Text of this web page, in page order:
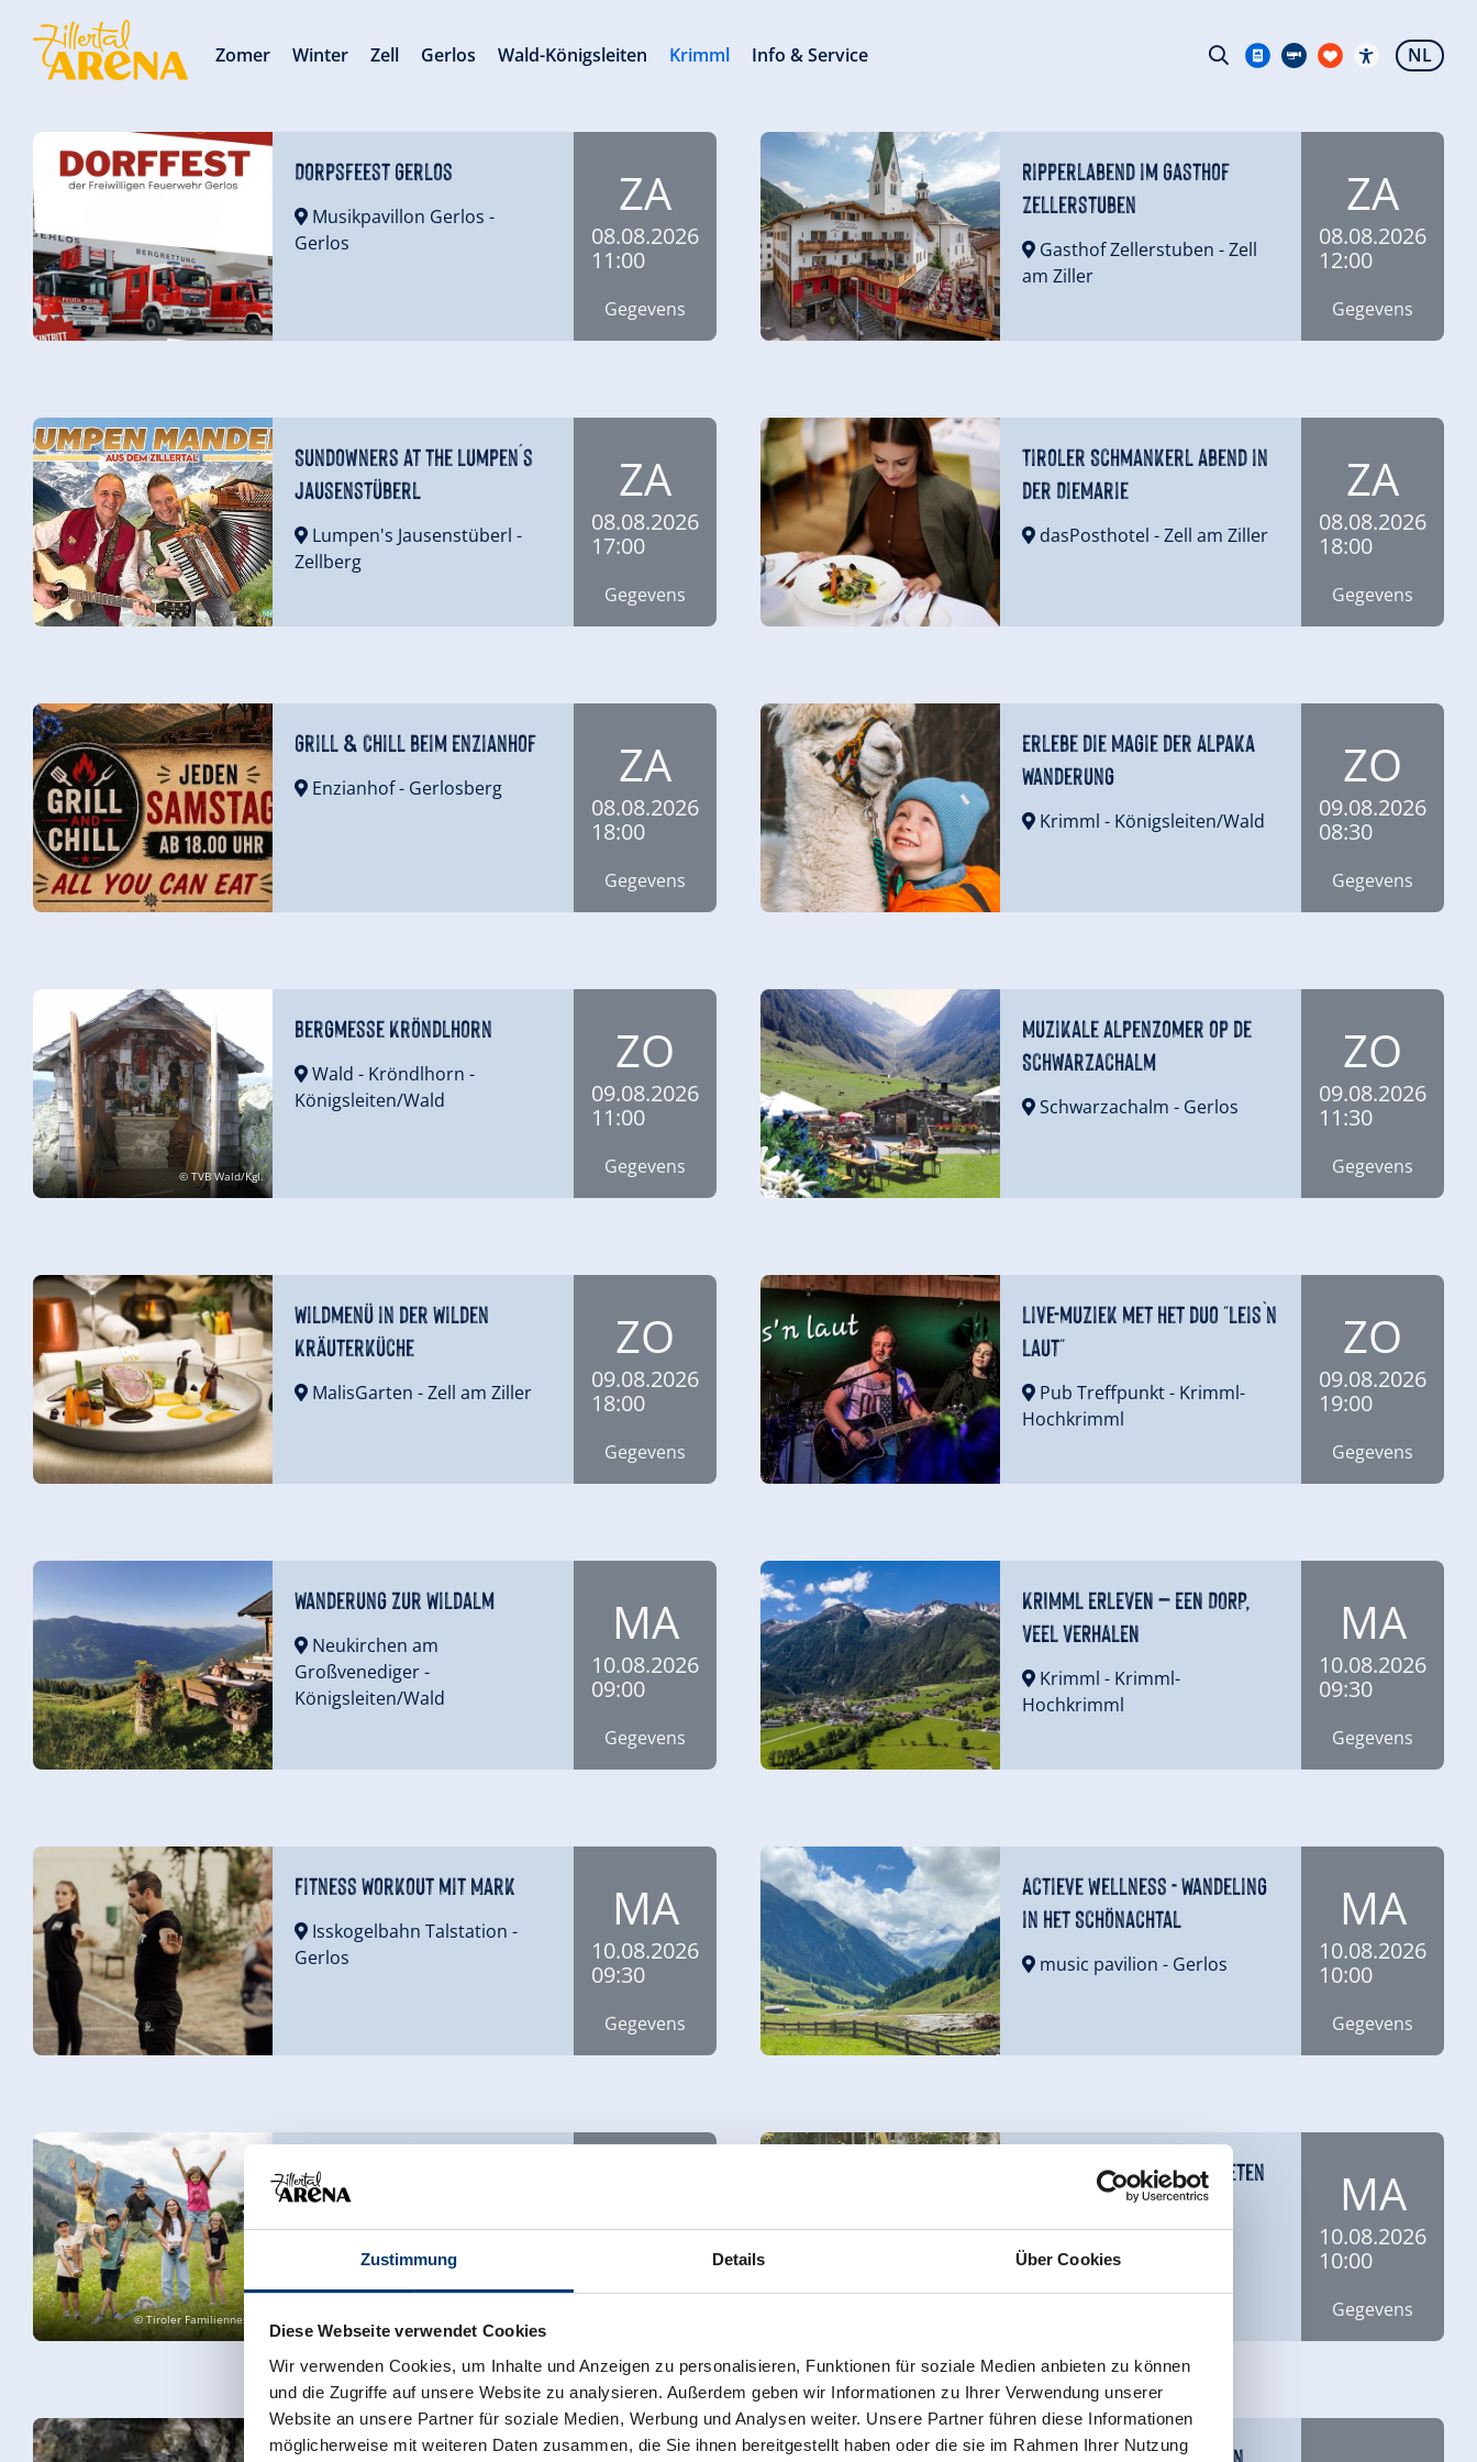
Zustimmung Details Über Cookies
Diese Webseite verwendet Cookies
Wir verwenden Cookies, um Inhalte und Anzeigen zu personalisieren, Funktionen für soziale Medien anbieten zu können
und die Zugriffe auf unsere Website zu analysieren. Außerdem geben wir Informationen zu Ihrer Verwendung unserer
Website an unsere Partner für soziale Medien, Werbung und Analysen weiter. Unsere Partner führen diese Informationen
möglicherweise mit weiteren Daten zusammen, die Sie ihnen bereitgestellt haben oder die sie im Rahmen Ihrer Nutzung
Dorpsfeest Gerlos
Musikpavillon Gerlos -
Gerlos
ZA
08.08.2026
11:00
Gegevens
Ripperlabend im Gasthof
Zellerstuben
Gasthof Zellerstuben - Zell
am Ziller
ZA
08.08.2026
12:00
Gegevens
Sundowners at the Lumpen´s
Jausenstüberl
Lumpen's Jausenstüberl -
Zellberg
ZA
08.08.2026
17:00
Gegevens
Tiroler Schmankerl Abend in
der DieMarie
dasPosthotel - Zell am Ziller
ZA
08.08.2026
18:00
Gegevens
Grill & Chill beim Enzianhof
Enzianhof- Gerlosberg ZA
08.08.2026
18:00
Gegevens
Erlebe die Magie der Alpaka
Wanderung
Krimml - Königsleiten/Wald
ZO
09.08.2026
08:30
Gegevens
© TVB Wald/Kgl.
Bergmesse Kröndlhorn
Wald - Kröndlhorn -
Königsleiten/Wald
ZO
09.08.2026
11:00
Gegevens
Muzikale alpenzomer op de
Schwarzachalm
Schwarzachalm - Gerlos
ZO
09.08.2026
11:30
Gegevens
Wildmenü in der Wilden
Kräuterküche
MalisGarten - Zell am Ziller
ZO
09.08.2026
18:00
Gegevens
Live-muziek met het duo "Leis`n
Laut"
Pub Treffpunkt- Krimml-
Hochkrimml
ZO
09.08.2026
19:00
Gegevens
Wanderung zur Wildalm
Neukirchen am
Großvenediger-
Königsleiten/Wald
MA
10.08.2026
09:00
Gegevens
KRIMML ERLEVEN – EEN DORP,
VEEL VERHALEN
Krimml - Krimml-
Hochkrimml
MA
10.08.2026
09:30
Gegevens
Fitness Workout mit Mark
Isskogelbahn Talstation -
Gerlos
MA
10.08.2026
09:30
Gegevens
Actieve wellness - Wandeling
in het Schönachtal
music pavilion - Gerlos
MA
10.08.2026
10:00
Gegevens
© Tiroler Familiennester
Family Aktiv - Belevenisdag op
de Isskogel
music pavilion
10.08.2026
Arena Teenies - Boogschieten MA
10.08.2026
10:00
Gegevens
Zomer Winter Zell Gerlos Wald-Königsleiten Krimml Info & Service NL